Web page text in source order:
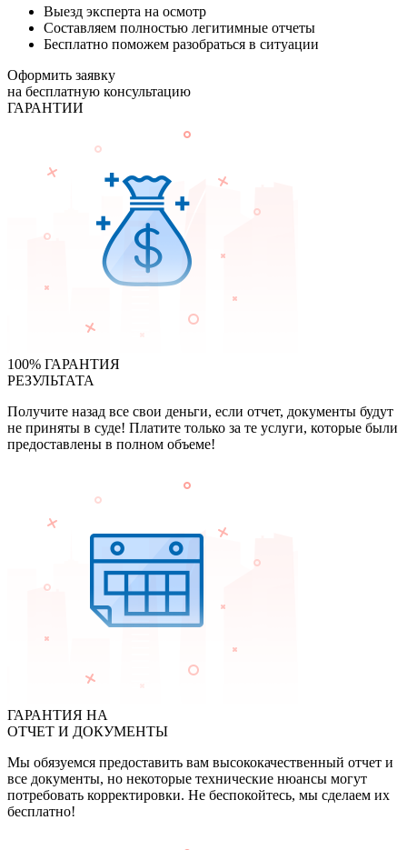
Выезд эксперта на осмотр
Составляем полностью легитимные отчеты
Бесплатно поможем разобраться в ситуации
Оформить заявку
на бесплатную консультацию
ГАРАНТИИ
100% ГАРАНТИЯ
РЕЗУЛЬТАТА
Получите назад все свои деньги, если отчет, документы будут
не приняты в суде! Платите только за те услуги, которые были
предоставлены в полном объеме!
ГАРАНТИЯ НА
ОТЧЕТ И ДОКУМЕНТЫ
Мы обязуемся предоставить вам высококачественный отчет и
все документы, но некоторые технические нюансы могут
потребовать корректировки. Не беспокойтесь, мы сделаем их
бесплатно!